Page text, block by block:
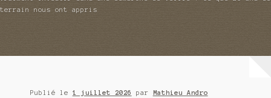
Qui sommes-nous ?
terrain nous ont appris
Publié le 1 juillet 2026 par Mathieu Andro